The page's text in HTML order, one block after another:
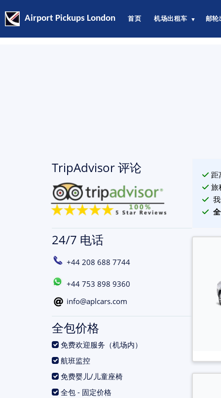
Airport Pickups London 首页 机场出租车 ▼ 邮轮
TripAdvisor 评论
24/7 电话
+44 208 688 7744
+44 753 898 9360
info@aplcars.com
全包价格
免费欢迎服务（机场内）
航班监控
免费婴儿/儿童座椅
全包 - 固定价格
距
旅